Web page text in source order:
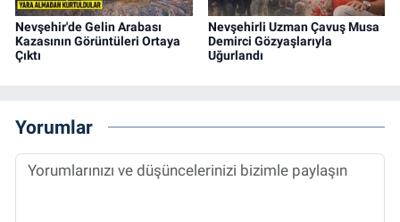
Nevşehir'de Gelin Arabası
Kazasının Görüntüleri Ortaya
Çıktı
Nevşehirli Uzman Çavuş Musa
Demirci Gözyaşlarıyla
Uğurlandı
Yorumlar